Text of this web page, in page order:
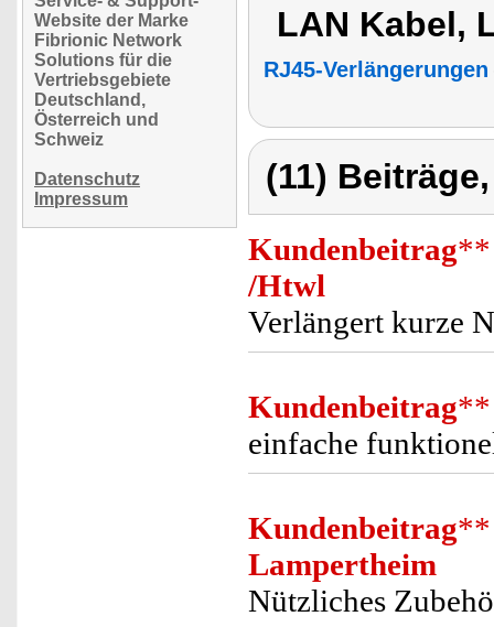
Website der Marke
Fibrionic Network
Solutions für die
Vertriebsgebiete
Deutschland,
Österreich und
Schweiz
Datenschutz
Impressum
LAN Kabel,
RJ45-Verlängerungen
(11)
Kundenbeitrag**
/Htwl
Verlängert kurze
Kundenbeitrag**
einfache
Kundenbeitrag**
Lampertheim
Nützliches